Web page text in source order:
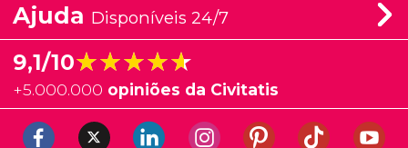
Ajuda Disponíveis 24/7
9,1/10★★★★★
★★★★★
+5.000.000 opiniões da Civitatis